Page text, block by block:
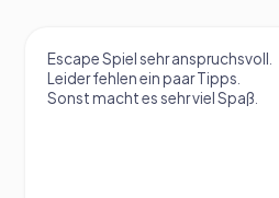
Escape Spiel sehr anspruchsvoll.
Leider fehlen ein paar Tipps.
Sonst macht es sehr viel Spaß.